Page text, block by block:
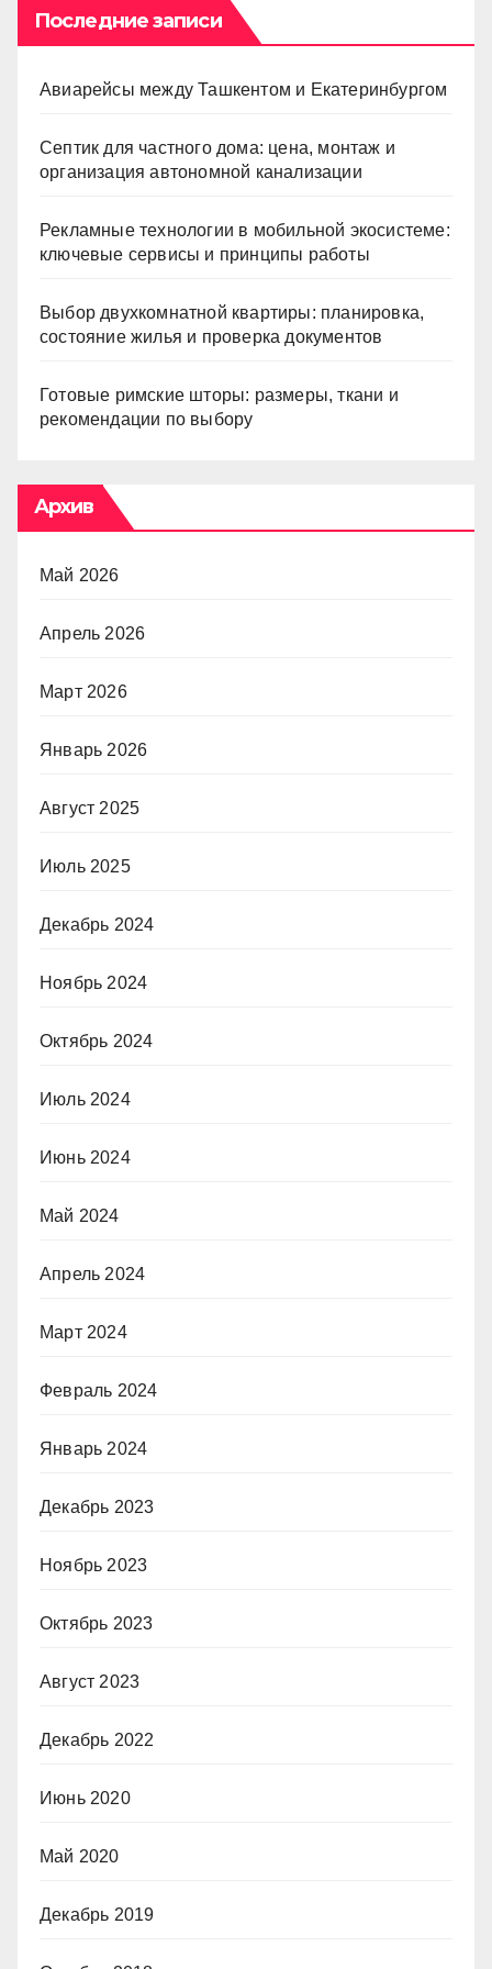
Последние записи
Авиарейсы между Ташкентом и Екатеринбургом
Септик для частного дома: цена, монтаж и
организация автономной канализации
Рекламные технологии в мобильной экосистеме:
ключевые сервисы и принципы работы
Выбор двухкомнатной квартиры: планировка,
состояние жилья и проверка документов
Готовые римские шторы: размеры, ткани и
рекомендации по выбору
Архив
Май 2026
Апрель 2026
Март 2026
Январь 2026
Август 2025
Июль 2025
Декабрь 2024
Ноябрь 2024
Октябрь 2024
Июль 2024
Июнь 2024
Май 2024
Апрель 2024
Март 2024
Февраль 2024
Январь 2024
Декабрь 2023
Ноябрь 2023
Октябрь 2023
Август 2023
Декабрь 2022
Июнь 2020
Май 2020
Декабрь 2019